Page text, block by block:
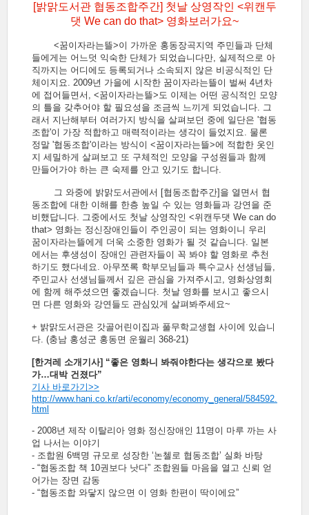
[밝맑도서관 협동조합주간] 첫날 상영작인 <위캔두
댓 We can do that> 영화보러가요~
<꿈이자라는뜰>이 가까운 홍동장곡지역 주민들과 단체
들에게는 어느덧 익숙한 단체가 되었습니다만, 실제적으로 아
직까지는 어디에도 등록되거나 소속되지 않은 비공식적인 단
체이지요. 2009년 가을에 시작한 꿈이자라는뜰이 벌써 4년차
에 접어들면서, <꿈이자라는뜰>도 이제는 어떤 공식적인 모양
의 틀을 갖추어야 할 필요성을 조금씩 느끼게 되었습니다. 그
래서 지난해부터 여러가지 방식을 살펴보던 중에 일단은 '협동
조합'이 가장 적합하고 매력적이라는 생각이 들었지요. 물론
정말 '협동조합'이라는 방식이 <꿈이자라는뜰>에 적합한 옷인
지 세밀하게 살펴보고 또 구체적인 모양을 구성원들과 함께
만들어가야 하는 큰 숙제를 안고 있기도 합니다.
그 와중에 밝맑도서관에서 [협동조합주간]을 열면서 협
동조합에 대한 이해를 한층 높일 수 있는 영화들과 강연을 준
비했답니다. 그중에서도 첫날 상영작인 <위캔두댓 We can do
that> 영화는 정신장애인들이 주인공이 되는 영화이니 우리
꿈이자라는뜰에게 더욱 소중한 영화가 될 것 같습니다. 일본
에서는 후생성이 장애인 관련자들이 꼭 봐야 할 영화로 추천
하기도 했다네요. 아무쪼록 학부모님들과 특수교사 선생님들,
주민교사 선생님들께서 깊은 관심을 가져주시고, 영화상영회
에 함께 해주셨으면 좋겠습니다. 첫날 영화를 보시고 좋으시
면 다른 영화와 강연들도 관심있게 살펴봐주세요~
+ 밝맑도서관은 갓골어린이집과 풀무학교생협 사이에 있습니
다. (충남 홍성군 홍동면 운월리 368-21)
[한겨레 소개기사] “좋은 영화니 봐줘야한다는 생각으로 봤다
가…대박 건졌다”
기사 바로가기>>
http://www.hani.co.kr/arti/economy/economy_general/584592.
html
- 2008년 제작 이탈리아 영화 정신장애인 11명이 마루 까는 사
업 나서는 이야기
- 조합원 6백명 규모로 성장한 ‘논첼로 협동조합’ 실화 바탕
- “협동조합 책 10권보다 낫다” 조합원들 마음을 열고 신뢰 얻
어가는 장면 감동
- “협동조합 와닿지 않으면 이 영화 한편이 딱이에요”